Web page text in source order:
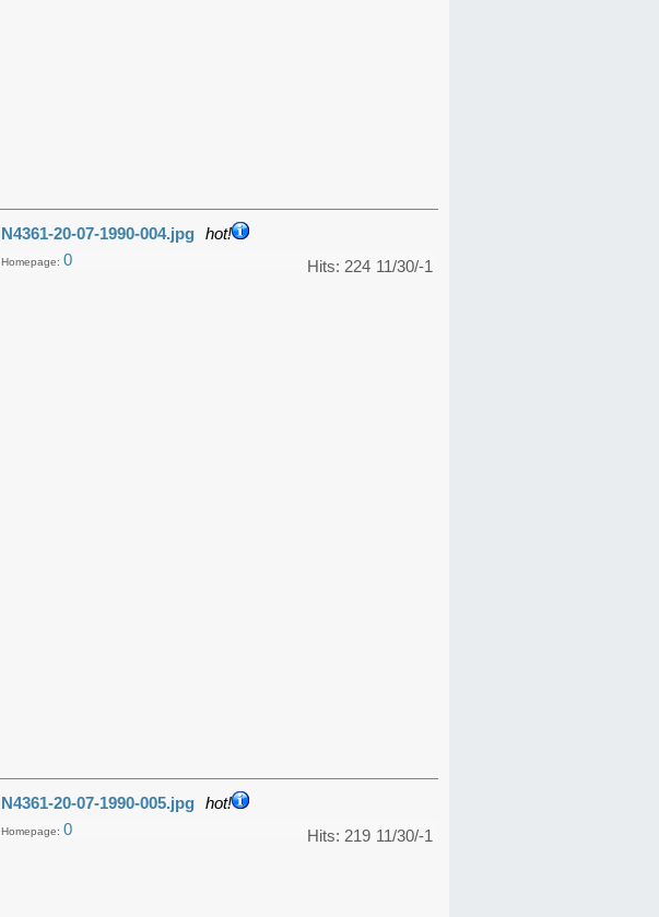
N4361-20-07-1990-004.jpg hot!
11/30/-1
Hits: 224
Homepage: 0
N4361-20-07-1990-005.jpg hot!
11/30/-1
Hits: 219
Homepage: 0